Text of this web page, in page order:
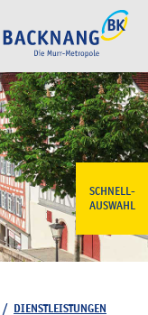
SCHNELL-
AUSWAHL
/ DIENSTLEISTUNGEN